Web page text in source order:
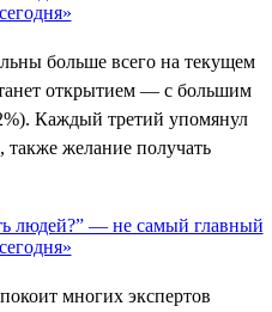
больше всего на текущем
открытием — с большим
Каждый третий упомянул
также желание получать
многих экспертов